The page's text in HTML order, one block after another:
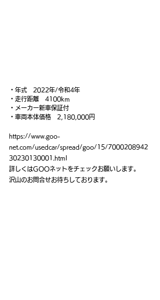
・年式　2022年/令和4年
・走行距離　4100km
・メーカー新車保証付
・車両本体価格　2,180,000円
https://www.goo-
net.com/usedcar/spread/goo/15/7000208942
30230130001.html
詳しくはGOOネットをチェックお願いします。
沢山のお問合せお待ちしております。